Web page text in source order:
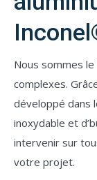
Nous sommes
complexes.
développé dans
inoxydable et d’
intervenir sur
votre projet.